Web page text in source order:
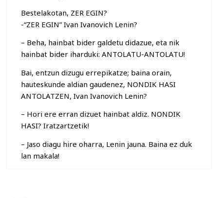
Bestelakotan, ZER EGIN?
-“ZER EGIN” Ivan Ivanovich Lenin?
– Beha, hainbat bider galdetu didazue, eta nik
hainbat bider iharduki: ANTOLATU-ANTOLATU!
Bai, entzun dizugu errepikatze; baina orain,
hauteskunde aldian gaudenez, NONDIK HASI
ANTOLATZEN, Ivan Ivanovich Lenin?
– Hori ere erran dizuet hainbat aldiz. NONDIK
HASI? Iratzartzetik!
– Jaso diagu hire oharra, Lenin jauna. Baina ez duk
lan makala!